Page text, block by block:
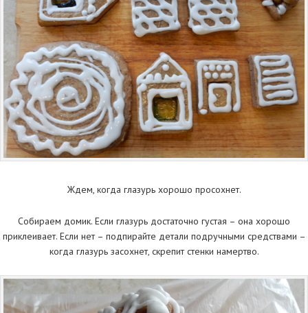
Ждем, когда глазурь хорошо просохнет.
Собираем домик. Если глазурь достаточно густая – она хорошо
приклеивает. Если нет – подпирайте детали подручными средствами –
когда глазурь засохнет, скрепит стенки намертво.